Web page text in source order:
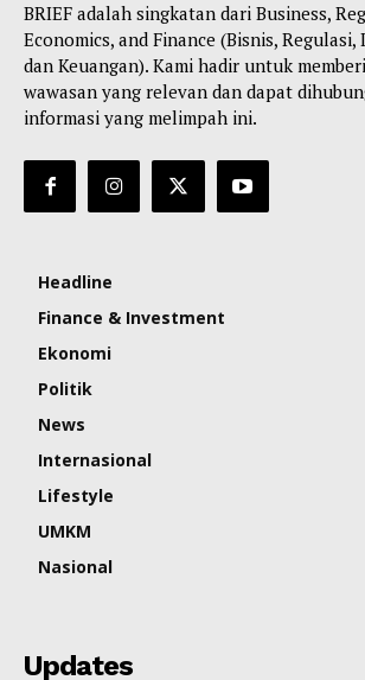
BRIEF adalah singkatan dari Business,
Economics, and Finance (Bisnis,
dan Keuangan). Kami hadir untuk
wawasan yang relevan dan dapat
informasi yang melimpah ini.
Headline
Finance & Investment
Ekonomi
Politik
News
Internasional
Lifestyle
UMKM
Nasional
Updates